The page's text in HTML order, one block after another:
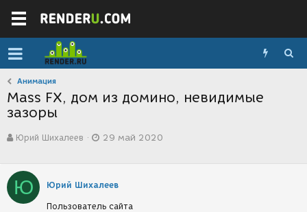
Анимация
Mass FX, дом из домино, невидимые
зазоры
в
р
т
е
Юрий Шихалеев
а
о
з
29 май 2020
Ю Юрий Шихалеев
Пользователь сайта